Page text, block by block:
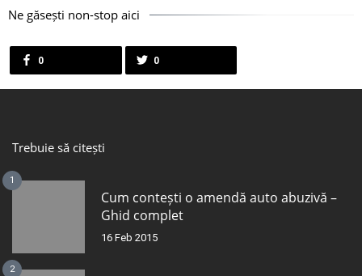
Ne găsești non-stop aici
0 0
Trebuie să citești
1
Cum contești o amendă auto abuzivă –
Ghid complet
16 Feb 2015
2